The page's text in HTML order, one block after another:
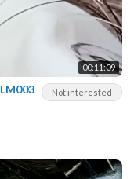
00:11:09
Not interested
Make Your Day Relaxing With Linh Mun LM003